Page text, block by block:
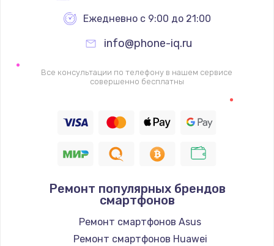
Замена контроллера питания
Заказать
Настройка Wi-Fi
Заказать
Ремонт петель крышки
Заказать
Замена вебкамеры
1740 руб.
Ежедневно с 9:00 до 21:00
info@phone-iq.ru
Все консультации по телефону в нашем сервисе
совершенно бесплатны
Ремонт популярных брендов
смартфонов
Ремонт смартфонов Asus
Ремонт смартфонов Huawei